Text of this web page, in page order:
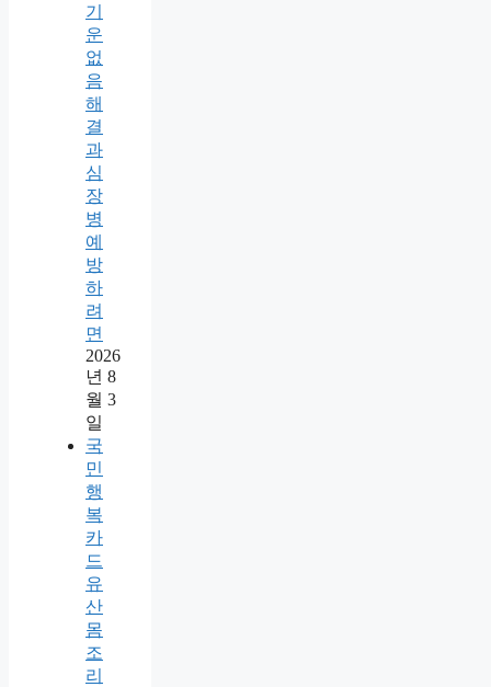
기
운
없
음
해
결
과
심
장
병
예
방
하
려
면
2026
년 8
월 3
일
국
민
행
복
카
드
유
산
몸
조
리